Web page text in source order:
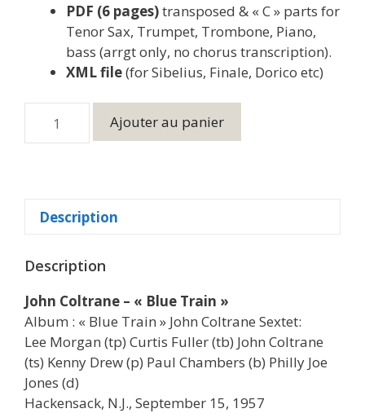
PDF (6 pages)transposed & « C » parts for
Tenor Sax, Trumpet, Trombone, Piano,
bass (arrgt only, no chorus transcription).
XML file(for Sibelius, Finale, Dorico etc)
Blue
only)
Ajouter au panier
Description
Description
John Coltrane – « Blue Train »
Album : « Blue Train » John Coltrane Sextet:
Lee Morgan (tp) Curtis Fuller (tb) John Coltrane
(ts) Kenny Drew (p) Paul Chambers (b) Philly Joe
Jones (d)
Hackensack, N.J., September 15, 1957